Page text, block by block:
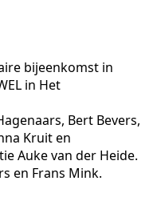
bijeenkomst in
in Het
Bert Bevers,
Kruit en
Auke van der Heide.
en Frans Mink.